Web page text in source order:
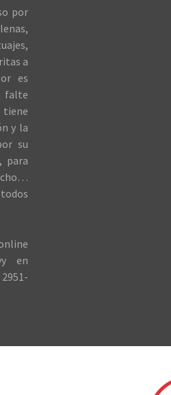
por
a
es
falte
y la
su
para
en